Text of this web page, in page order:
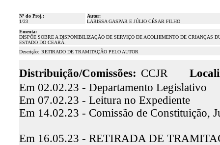
Nº do Proj.:
1/23
Autor:
LARISSA GASPAR E JÚLIO CÉSAR FILHO
Ementa:
DISPÕE SOBRE A DISPONIBILIZAÇÃO DE SERVIÇO DE ACOLHIMENTO DE CRIANÇAS
ESTADO DO CEARÁ.
Descrição: RETIRADO DE TRAMITAÇÃO PELO AUTOR
Distribuição/Comissões: CCJR
Em 02.02.23 - Departamento Legislativo
Em 07.02.23 - Leitura no Expediente
Em 14.02.23 - Comissão de Constituição,
Em 16.05.23 - RETIRADA DE